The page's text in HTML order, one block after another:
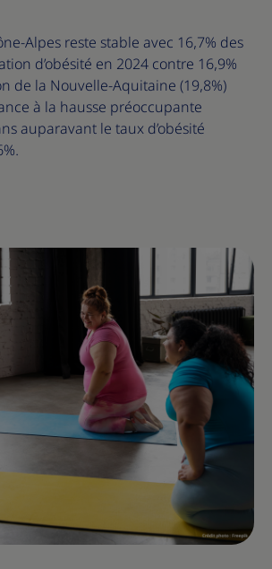
Alpes reste stable avec 16,7% des
d’obésité en 2024 contre 16,9%
de la Nouvelle-Aquitaine (19,8%)
à la hausse préoccupante
auparavant le taux d’obésité